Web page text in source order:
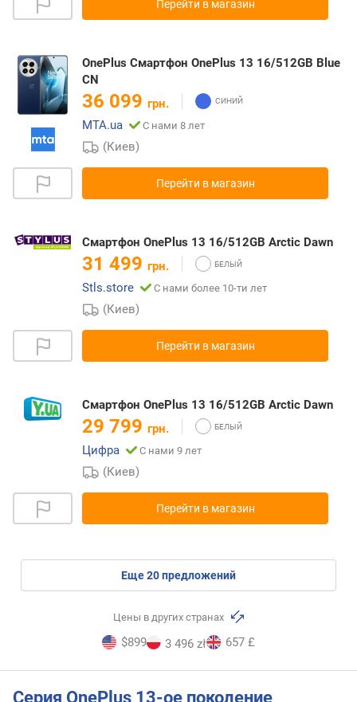
Перейти в магазин
OnePlus Смартфон OnePlus 13 16/512GB Blue
CN
36 099 грн.
MTA.ua
С нами 8 лет
(Киев)
Перейти в магазин
Смартфон OnePlus 13 16/512GB Arctic Dawn
31 499 грн.
Stls.store
С нами более 10-ти лет
(Киев)
Перейти в магазин
Смартфон OnePlus 13 16/512GB Arctic Dawn
29 799 грн.
Цифра
С нами 9 лет
(Киев)
Перейти в магазин
eще20предложений
Цены в других странах
$899 3 496 zł 657 £
Серия OnePlus 13-ое поколение